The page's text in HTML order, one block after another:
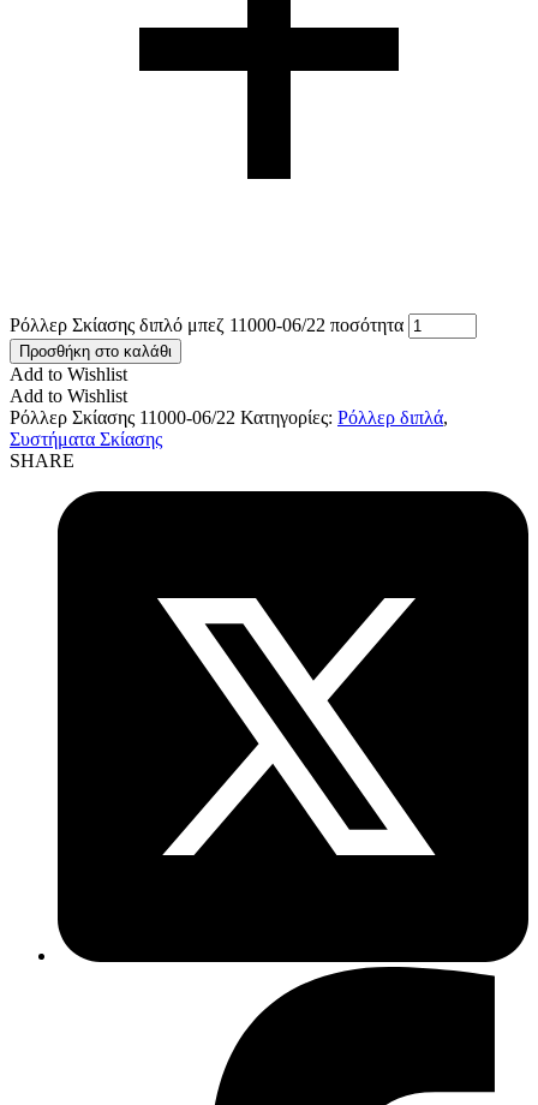
Ρόλλερ Σκίασης διπλό μπεζ 11000-06/22 ποσότητα
Προσθήκη στο καλάθι
Add to Wishlist
Add to Wishlist
Ρόλλερ Σκίασης 11000-06/22 Κατηγορίες: Ρόλλερ διπλά,
Συστήματα Σκίασης
SHARE